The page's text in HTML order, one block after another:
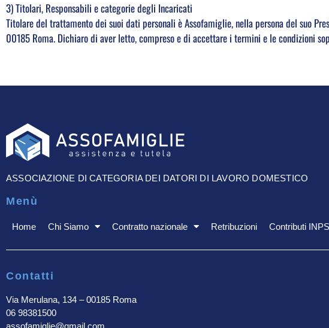
3) Titolari, Responsabili e categorie degli Incaricati
Titolare del trattamento dei suoi dati personali è Assofamiglie, nella persona del suo
00185 Roma. Dichiaro di aver letto, compreso e di accettare i termini e le condizioni
ASSOCIAZIONE DI CATEGORIA DEI DATORI DI LAVORO DOMESTICO
Menù
Home Chi Siamo Contratto nazionale Retribuzioni Contributi INPS
Contatti
Via Merulana, 134 – 00185 Roma
06 98381500
assofamiglie@gmail.com